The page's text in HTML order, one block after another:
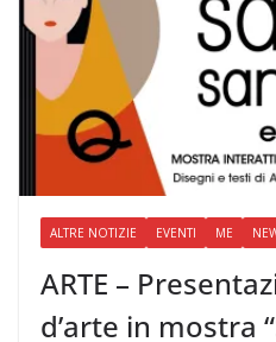
ALTRE NOTIZIE EVENTI ME
ARTE –
d’arte in mostra